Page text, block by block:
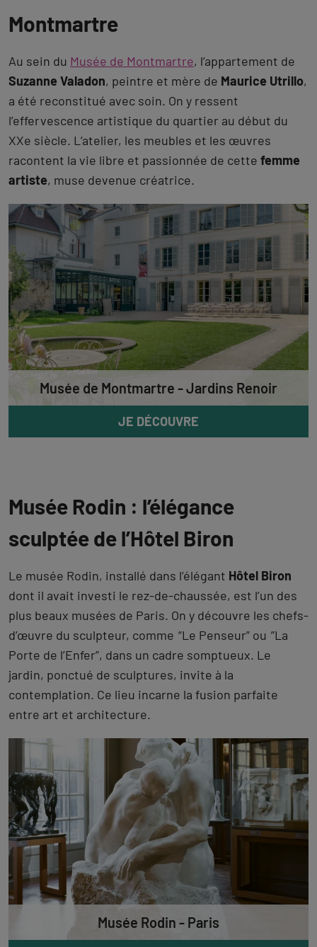
Montmartre
Au sein du Musée de Montmartre, l’appartement de
Suzanne Valadon, peintre et mère de Maurice Utrillo,
a été reconstitué avec soin. On y ressent
l’effervescence artistique du quartier au début du
XXe siècle. L’atelier, les meubles et les œuvres
racontent la vie libre et passionnée de cette femme
artiste, muse devenue créatrice.
Musée de Montmartre - Jardins Renoir
JE DÉCOUVRE
Musée Rodin : l’élégance
sculptée de l’Hôtel Biron
Le musée Rodin, installé dans l’élégant Hôtel Biron
dont il avait investi le rez-de-chaussée, est l’un des
plus beaux musées de Paris. On y découvre les chefs-
d’œuvre du sculpteur, comme “Le Penseur” ou ”La
Porte de l’Enfer”, dans un cadre somptueux. Le
jardin, ponctué de sculptures, invite à la
contemplation. Ce lieu incarne la fusion parfaite
entre art et architecture.
Musée Rodin - Paris